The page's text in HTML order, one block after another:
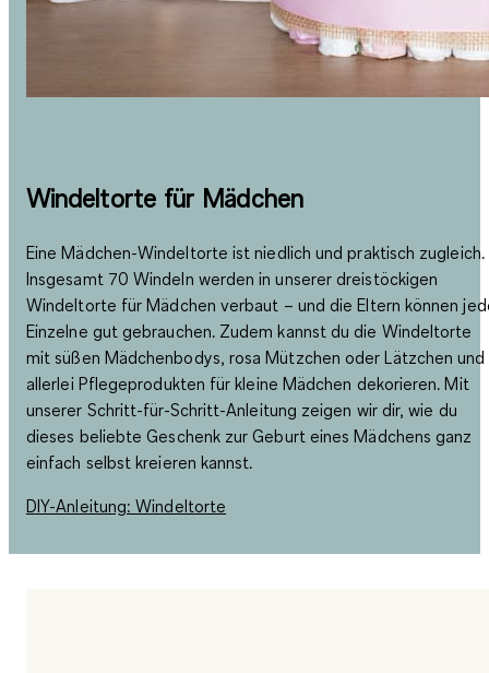
Windeltorte für Mädchen
Eine Mädchen-Windeltorte ist niedlich und praktisch zugleich.
Insgesamt 70 Windeln werden in unserer dreistöckigen
Windeltorte für Mädchen verbaut – und die Eltern können
Einzelne gut gebrauchen. Zudem kannst du die Windeltorte
mit süßen Mädchenbodys, rosa Mützchen oder Lätzchen und
allerlei Pflegeprodukten für kleine Mädchen dekorieren. Mit
unserer Schritt-für-Schritt-Anleitung zeigen wir dir, wie du
dieses beliebte Geschenk zur Geburt eines Mädchens ganz
einfach selbst kreieren kannst.
DIY-Anleitung: Windeltorte